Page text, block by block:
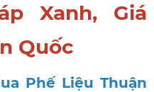
Xanh, Giá
Quốc
Phế Liệu Thuận